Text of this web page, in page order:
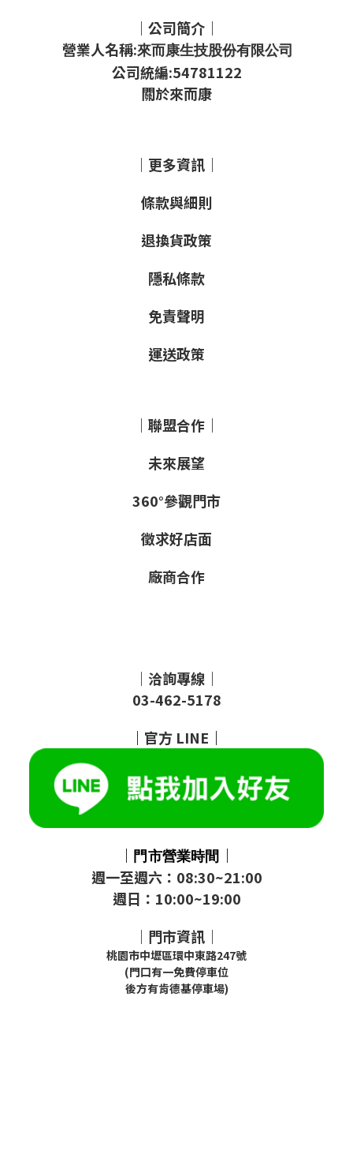
｜公司簡介｜
營業人名稱:來而康生技股份有限公司
公司統編:54781122
關於來而康
｜更多資訊｜
條款與細則
退換貨政策
隱私條款
免責聲明
運送政策
｜聯盟合作｜
未來展望
360°參觀門市
徵求好店面
廠商合作
｜洽詢專線｜
03-462-5178
｜ 官方 LINE ｜
｜ 門市營業時間 ｜
週一至週六：08:30~21:00
週日：10:00~19:00
｜門市資訊｜
桃園市中壢區環中東路247號
(門口有一免費停車位
後方有肯德基停車場)